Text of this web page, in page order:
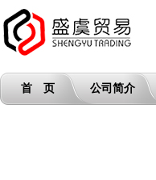
首 页 公司简介